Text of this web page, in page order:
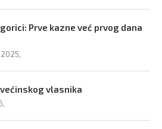
Prve kazne već prvog dana
vlasnika